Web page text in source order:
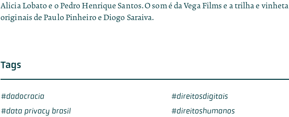
Alicia Lobato e o Pedro Henrique Santos. O som é da Vega Films e a trilha e vinheta
originais de Paulo Pinheiro e Diogo Saraiva.
Tags
dadocracia
data privacy brasil
direitosdigitais
direitoshumanos